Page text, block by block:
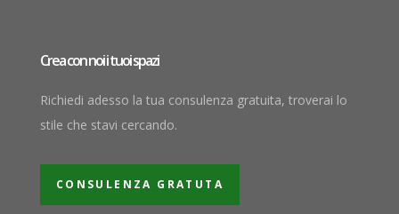
Crea con noi i tuoi spazi
Richiedi adesso la tua consulenza gratuita, troverai lo
stile che stavi cercando.
CONSULENZA GRATUTA